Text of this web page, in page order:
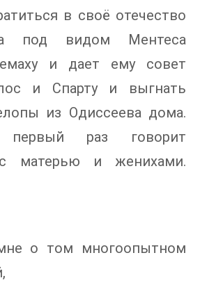
в своё отечество
под видом Ментеса
и дает ему совет
и Спарту и выгнать
из Одиссеева дома.
раз говорит
матерью и женихами.
о том многоопытном